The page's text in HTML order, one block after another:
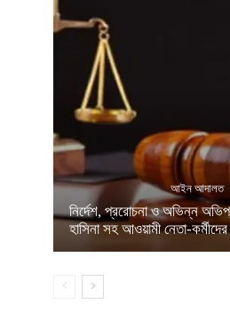
আইন আদালত
নির্দেশ, প্ররোচনা ও অভিন্ন
হাসিনা সহ আওয়ামী নেতা-